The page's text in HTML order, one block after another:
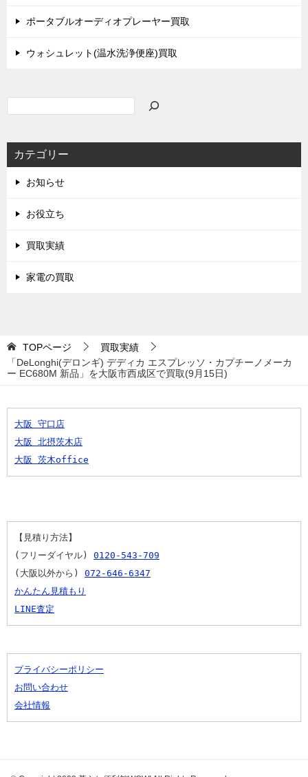
ポータブルオーディオプレーヤー買取
ウォシュレット(温水洗浄便座)買取
カテゴリー
お知らせ
お役立ち
買取実績
家電の買取
TOPページ
買取実績
「DeLonghi(デロンギ) デディカ エスプレッソ・カプチーノメーカ
ー EC680M 新品」を大阪市西成区で買取(9月15日)
大阪 守口店
大阪 北摂茨木店
大阪 茨木office
【見積り方法】
(フリーダイヤル) 0120-543-709
(大阪以外から) 072-646-6347
かんたん見積もり
LINE査定
プライバシーポリシー
お問い合わせ
会社情報